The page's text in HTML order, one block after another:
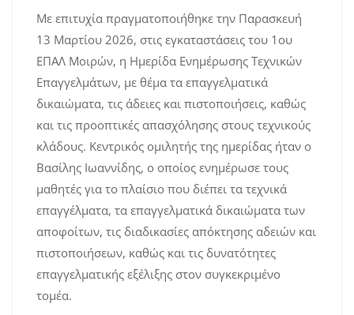
Με επιτυχία πραγματοποιήθηκε την Παρασκευή
13 Μαρτίου 2026, στις εγκαταστάσεις του 1ου
ΕΠΑΛ Μοιρών, η Ημερίδα Ενημέρωσης Τεχνικών
Επαγγελμάτων, με θέμα τα επαγγελματικά
δικαιώματα, τις άδειες και πιστοποιήσεις, καθώς
και τις προοπτικές απασχόλησης στους τεχνικούς
κλάδους. Κεντρικός ομιλητής της ημερίδας ήταν ο
Βασίλης Ιωαννίδης, ο οποίος ενημέρωσε τους
μαθητές για το πλαίσιο που διέπει τα τεχνικά
επαγγέλματα, τα επαγγελματικά δικαιώματα των
αποφοίτων, τις διαδικασίες απόκτησης αδειών και
πιστοποιήσεων, καθώς και τις δυνατότητες
επαγγελματικής εξέλιξης στον συγκεκριμένο
τομέα.